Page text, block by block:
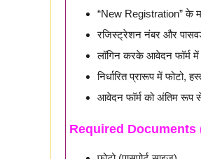
“New Registration” के
रजिस्ट्रेशन नंबर और
लॉगिन करके आवेदन फॉर्म में
निर्धारित प्रारूप में फोटो,
आवेदन फॉर्म को अंतिम रूप
Required Documents